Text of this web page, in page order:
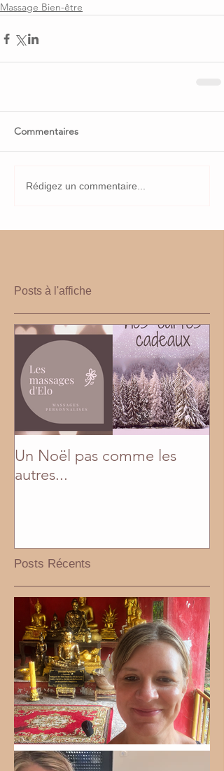
Massage Bien-être
Commentaires
Rédigez un commentaire...
Posts à l'affiche
Un Noël pas comme les
autres...
Posts Récents
Bel été 2026!